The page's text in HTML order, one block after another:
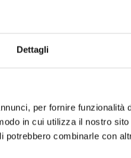
Dettagli
per fornire funzionalità
in cui utilizza il nostro
combinarle con